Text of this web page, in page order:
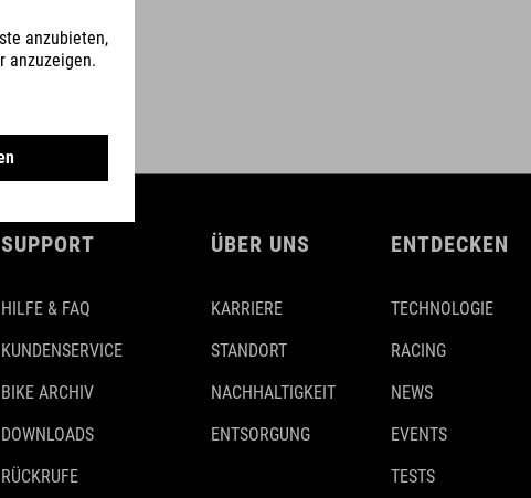
SUPPORT
HILFE & FAQ
KUNDENSERVICE
BIKE ARCHIV
DOWNLOADS
RÜCKRUFE
ÜBER UNS
KARRIERE
STANDORT
NACHHALTIGKEIT
ENTSORGUNG
ENTDECKEN
TECHNOLOGIE
RACING
NEWS
EVENTS
TESTS